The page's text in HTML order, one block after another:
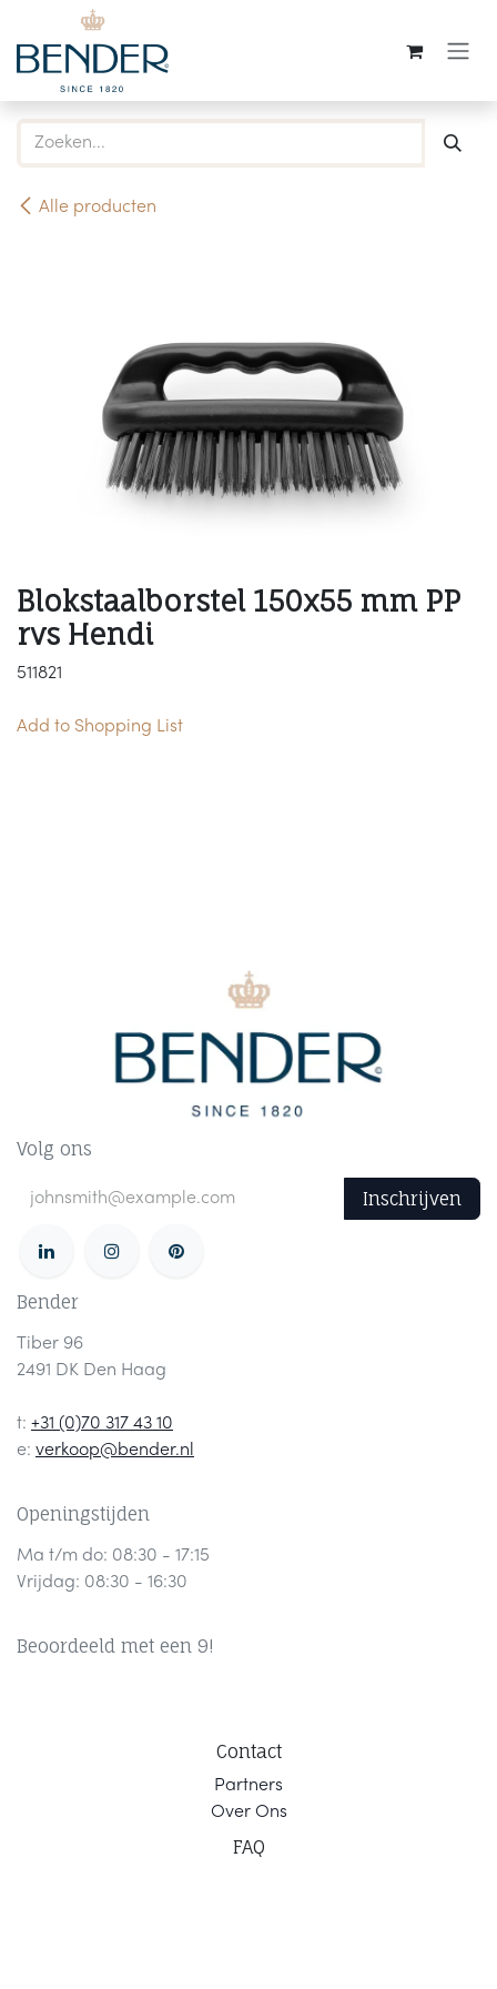
Overslaan naar inhoud
Alle producten
Blokstaalborstel 150x55 mm PP
rvs Hendi
511821
Add to Shopping List
Volg ons
Inschrijven
Bender
Tiber 96
2491 DK Den Haag
t: +31 (0)70 317 43 10
e: verkoop@bender.nl
Openingstijden
Ma t/m do: 08:30 - 17:15
Vrijdag: 08:30 - 16:30
Beoordeeld met een 9!
Contact
Partners
Over Ons
FAQ